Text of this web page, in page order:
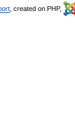
, created on PHP,